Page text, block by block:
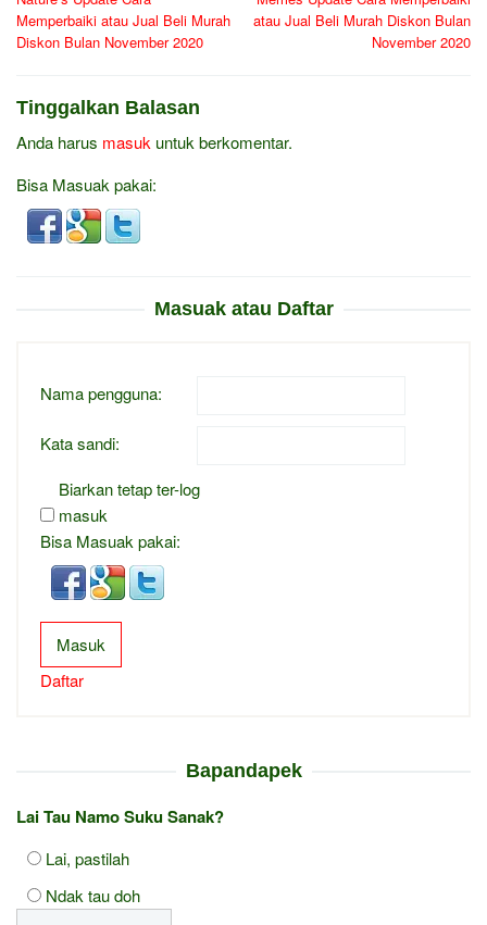
pos
Memperbaiki atau Jual Beli Murah
Diskon Bulan November 2020
atau Jual Beli Murah Diskon Bulan
November 2020
Tinggalkan Balasan
Anda harus masuk untuk berkomentar.
Bisa Masuak pakai:
Masuak atau Daftar
Nama pengguna:
Kata sandi:
Biarkan tetap ter-log
masuk
Bisa Masuak pakai:
Masuk
Daftar
Bapandapek
Lai Tau Namo Suku Sanak?
Lai, pastilah
Ndak tau doh